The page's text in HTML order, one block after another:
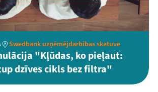
Swedbank uzņēmējdarbības skatuve
"Kļūdas, ko pieļaut:
dzīves cikls bez filtra"